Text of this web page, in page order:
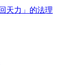
天力」的法理